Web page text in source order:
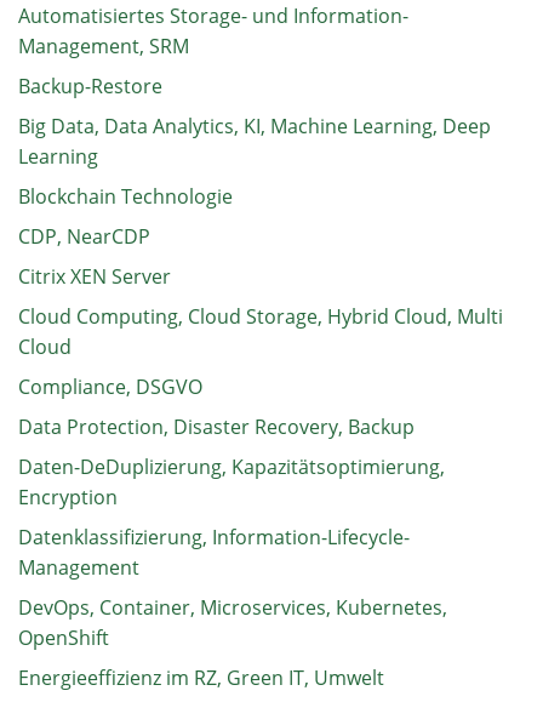
Automatisiertes Storage- und Information-
Management, SRM
Backup-Restore
Big Data, Data Analytics, KI, Machine Learning, Deep
Learning
Blockchain Technologie
CDP, NearCDP
Citrix XEN Server
Cloud Computing, Cloud Storage, Hybrid Cloud, Multi
Cloud
Compliance, DSGVO
Data Protection, Disaster Recovery, Backup
Daten-DeDuplizierung, Kapazitätsoptimierung,
Encryption
Datenklassifizierung, Information-Lifecycle-
Management
DevOps, Container, Microservices, Kubernetes,
OpenShift
Energieeffizienz im RZ, Green IT, Umwelt